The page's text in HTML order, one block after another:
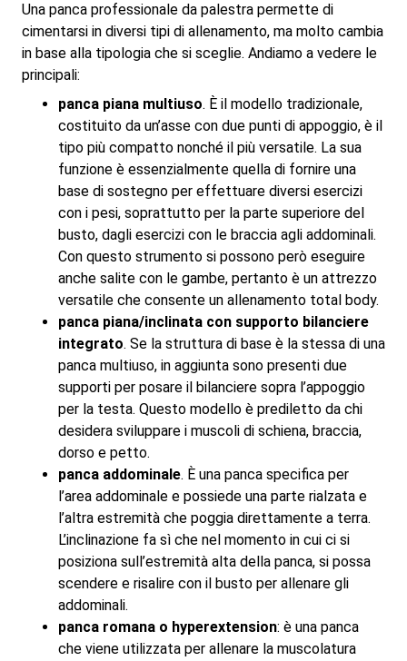
Una panca professionale da palestra permette di
cimentarsi in diversi tipi di allenamento, ma molto cambia
in base alla tipologia che si sceglie. Andiamo a vedere le
principali:
panca piana multiuso. È il modello tradizionale,
costituito da un’asse con due punti di appoggio, è il
tipo più compatto nonché il più versatile. La sua
funzione è essenzialmente quella di fornire una
base di sostegno per effettuare diversi esercizi
con i pesi, soprattutto per la parte superiore del
busto, dagli esercizi con le braccia agli addominali.
Con questo strumento si possono però eseguire
anche salite con le gambe, pertanto è un attrezzo
versatile che consente un allenamento total body.
panca piana/inclinata con supporto bilanciere
integrato. Se la struttura di base è la stessa di una
panca multiuso, in aggiunta sono presenti due
supporti per posare il bilanciere sopra l’appoggio
per la testa. Questo modello è prediletto da chi
desidera sviluppare i muscoli di schiena, braccia,
dorso e petto.
panca addominale. È una panca specifica per
l’area addominale e possiede una parte rialzata e
l’altra estremità che poggia direttamente a terra.
L’inclinazione fa sì che nel momento in cui ci si
posiziona sull’estremità alta della panca, si possa
scendere e risalire con il busto per allenare gli
addominali.
panca romana o hyperextension: è una panca
che viene utilizzata per allenare la muscolatura